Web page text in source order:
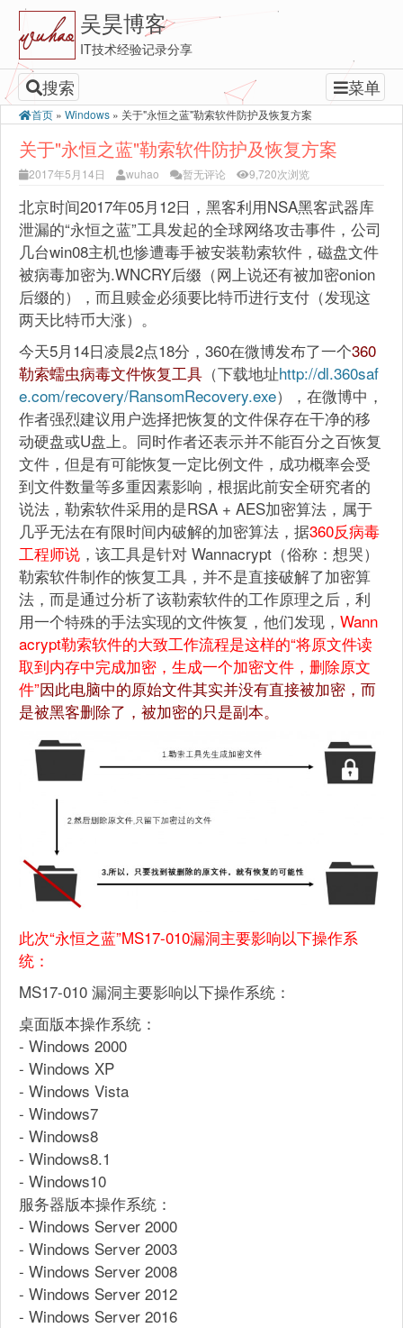
吴昊博客
IT技术经验记录分享
搜索 菜单
首页 » Windows » 关于"永恒之蓝"勒索软件防护及恢复方案
关于"永恒之蓝"勒索软件防护及恢复方案
2017年5月14日 wuhao 暂无评论 9,720次浏览
北京时间2017年05月12日，黑客利用NSA黑客武器库
泄漏的“永恒之蓝”工具发起的全球网络攻击事件，公司
几台win08主机也惨遭毒手被安装勒索软件，磁盘文件
被病毒加密为.WNCRY后缀（网上说还有被加密onion
后缀的），而且赎金必须要比特币进行支付（发现这
两天比特币大涨）。
今天5月14日凌晨2点18分，360在微博发布了一个360
勒索蠕虫病毒文件恢复工具 （下载地址http://dl.360saf
e.com/recovery/RansomRecovery.exe），在微博中，
作者强烈建议用户选择把恢复的文件保存在干净的移
动硬盘或U盘上。同时作者还表示并不能百分之百恢复
文件，但是有可能恢复一定比例文件，成功概率会受
到文件数量等多重因素影响，根据此前安全研究者的
说法，勒索软件采用的是RSA + AES加密算法，属于
几乎无法在有限时间内破解的加密算法，据360反病毒
工程师说 ，该工具是针对 Wannacrypt（俗称：想哭）
勒索软件制作的恢复工具，并不是直接破解了加密算
法，而是通过分析了该勒索软件的工作原理之后，利
用一个特殊的手法实现的文件恢复，他们发现， Wann
acrypt勒索软件的大致工作流程是这样的“将原文件读
取到内存中完成加密，生成一个加密文件，删除原文
件”因此电脑中的原始文件其实并没有直接被加密，而
是被黑客删除了，被加密的只是副本。
此次“永恒之蓝”MS17-010漏洞主要影响以下操作系
统：
MS17-010 漏洞主要影响以下操作系统：
桌面版本操作系统：
- Windows 2000
- Windows XP
- Windows Vista
- Windows7
- Windows8
- Windows8.1
- Windows10
服务器版本操作系统：
- Windows Server 2000
- Windows Server 2003
- Windows Server 2008
- Windows Server 2012
- Windows Server 2016